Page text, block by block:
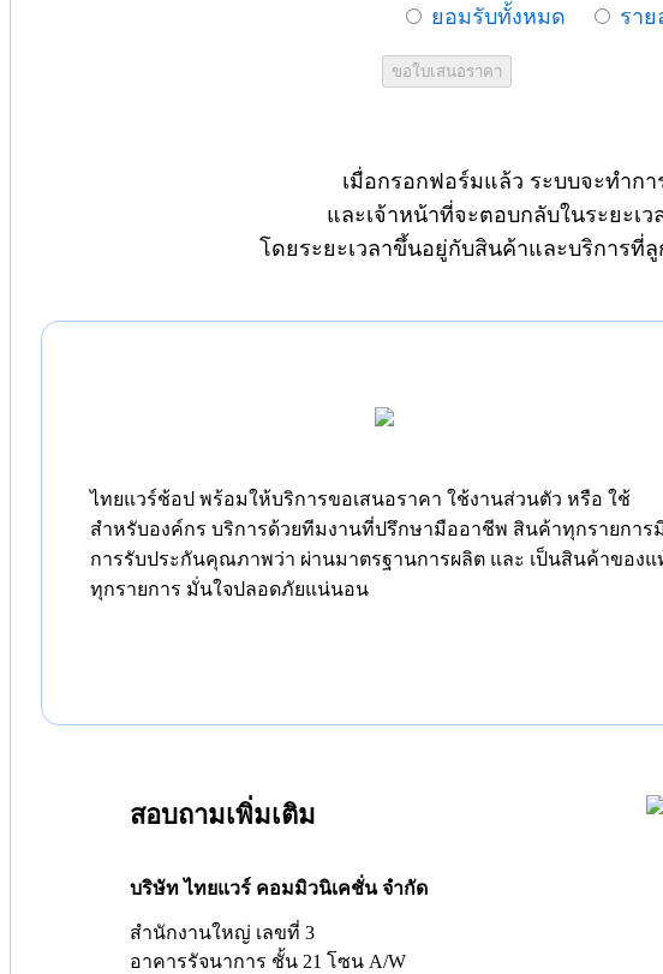
ยอมรับทั้งหมด ราย
เมื่อกรอกฟอร์มแล้ว ระบบจะทำกา
และเจ้าหน้าที่จะตอบกลับในระยะเว
โดยระยะเวลาขึ้นอยู่กับสินค้าและบริการที่
ไทยแวร์ช้อป พร้อมให้บริการขอเสนอราคา ใช้งานส่วนตัว หรือ ใช้
สำหรับองค์กร บริการด้วยทีมงานที่ปรึกษามืออาชีพ สินค้าทุกรายการ
การรับประกันคุณภาพว่า ผ่านมาตรฐานการผลิต และ เป็นสินค้าของแ
ทุกรายการ มั่นใจปลอดภัยแน่นอน
สอบถามเพิ่มเติม
บริษัท ไทยแวร์ คอมมิวนิเคชั่น จำกัด
สำนักงานใหญ่ เลขที่ 3
อาคารรัจนาการ ชั้น 21 โซน A/W